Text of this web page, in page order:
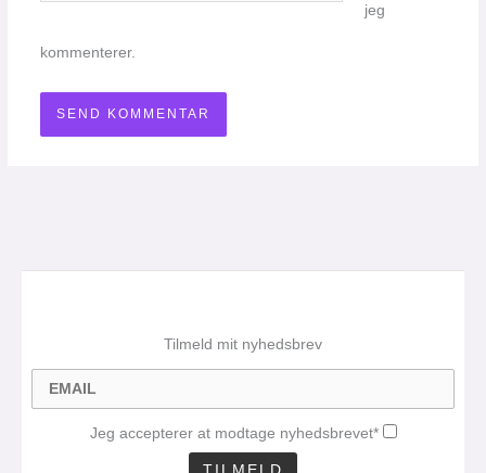
jeg
kommenterer.
Tilmeld mit nyhedsbrev
Jeg accepterer at modtage nyhedsbrevet*